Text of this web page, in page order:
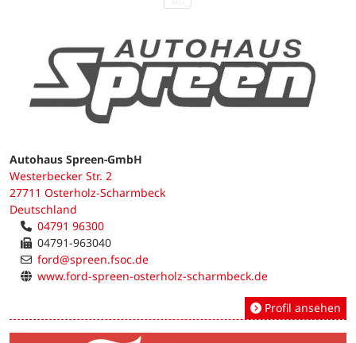
Autohaus Spreen-GmbH
Westerbecker Str. 2
27711 Osterholz-Scharmbeck
Deutschland
04791 96300
04791-963040
ford@spreen.fsoc.de
www.ford-spreen-osterholz-scharmbeck.de
Profil ansehen